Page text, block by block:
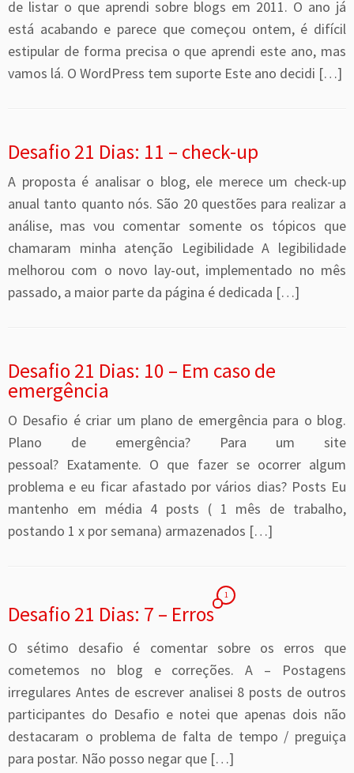
de listar o que aprendi sobre blogs em 2011. O ano já
está acabando e parece que começou ontem, é difícil
estipular de forma precisa o que aprendi este ano, mas
vamos lá. O WordPress tem suporte Este ano decidi […]
Desafio 21 Dias: 11 – check-up
A proposta é analisar o blog, ele merece um check-up
anual tanto quanto nós. São 20 questões para realizar a
análise, mas vou comentar somente os tópicos que
chamaram minha atenção Legibilidade A legibilidade
melhorou com o novo lay-out, implementado no mês
passado, a maior parte da página é dedicada […]
Desafio 21 Dias: 10 – Em caso de
emergência
O Desafio é criar um plano de emergência para o blog.
Plano de emergência? Para um site
pessoal? Exatamente. O que fazer se ocorrer algum
problema e eu ficar afastado por vários dias? Posts Eu
mantenho em média 4 posts ( 1 mês de trabalho,
postando 1 x por semana) armazenados […]
Desafio 21 Dias: 7 – Erros
1
O sétimo desafio é comentar sobre os erros que
cometemos no blog e correções. A – Postagens
irregulares Antes de escrever analisei 8 posts de outros
participantes do Desafio e notei que apenas dois não
destacaram o problema de falta de tempo / preguiça
para postar. Não posso negar que […]